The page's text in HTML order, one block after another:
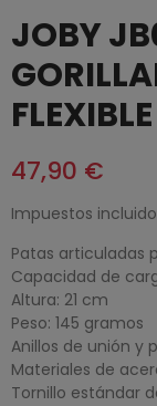
JOBY
47,90 €
Impuestos
Patas articuladas
Capacidad de
Altura: 21 cm
Peso: 145 gramos
Anillos de unión y
Materiales de
Tornillo estándar